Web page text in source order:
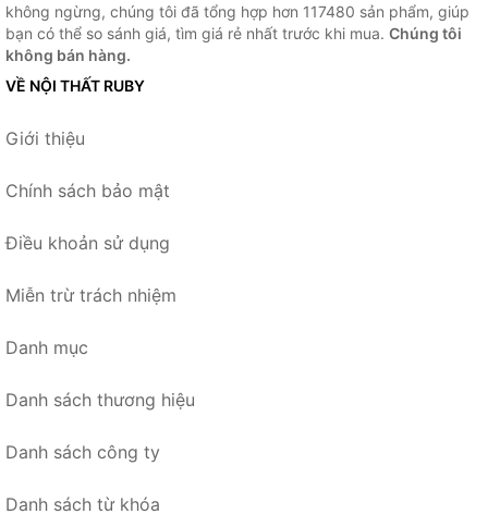
không ngừng, chúng tôi đã tổng hợp hơn 117480 sản phẩm, giúp
bạn có thể so sánh giá, tìm giá rẻ nhất trước khi mua. Chúng tôi
không bán hàng.
VỀ NỘI THẤT RUBY
Giới thiệu
Chính sách bảo mật
Điều khoản sử dụng
Miễn trừ trách nhiệm
Danh mục
Danh sách thương hiệu
Danh sách công ty
Danh sách từ khóa